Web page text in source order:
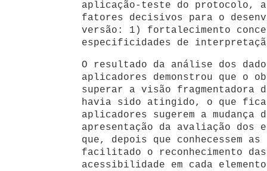
aplicação-teste do protocolo,
fatores decisivos para o
versão: 1) fortalecimento
especificidades de
O resultado da análise dos
aplicadores demonstrou que o
superar a visão fragmentadora
havia sido atingido, o que fica
aplicadores sugerem a mudança
apresentação da avaliação dos
que, depois que conhecessem
facilitado o reconhecimento
acessibilidade em cada